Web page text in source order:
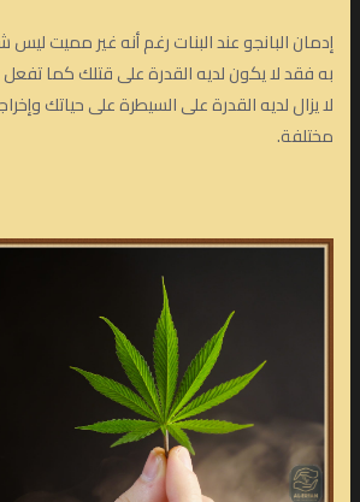
إدمان البانجو عند البنات رغم أنه غير مميت
به فقد لا يكون لديه القدرة على قتلك كما تفعل
لا يزال لديه القدرة على السيطرة على حياتك
مختلفة.